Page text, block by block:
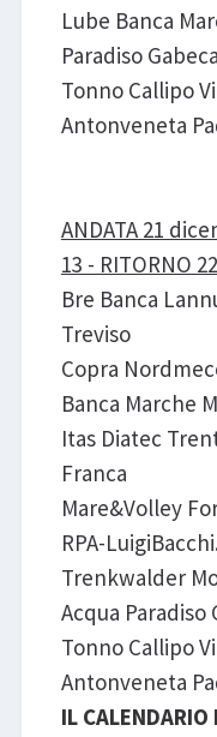
Lube Banca
Paradiso
Tonno Callipo
Antonveneta
ANDATA 21
13 - RITORNO
Bre Banca
Treviso
Copra
Banca Marche
Itas Diatec
Franca
Mare&Volley
RPA-
Trenkwalder
Acqua Paradiso
Tonno Callipo
Antonveneta
IL CALENDARIO